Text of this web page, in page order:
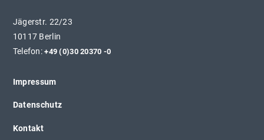
Jägerstr. 22/23
10117 Berlin
Telefon:+49 (0)30 20370 -0
Impressum
Datenschutz
Kontakt